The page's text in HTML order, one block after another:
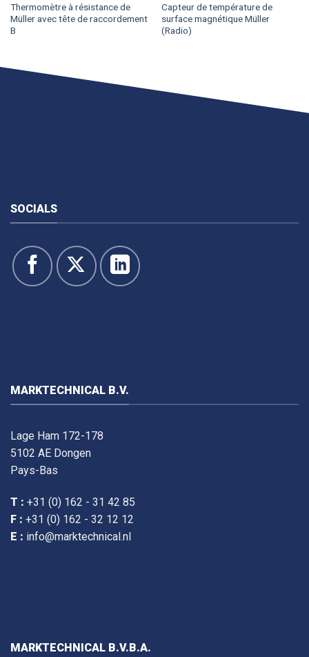
Thermomètre à résistance de
Müller avec tête de raccordement
B
Capteur de température de
surface magnétique Müller
(Radio)
SOCIALS
MARKTECHNICAL B.V.
Lage Ham 172-178
5102 AE Dongen
Pays-Bas
T : +31 (0) 162 - 31 42 85
F : +31 (0) 162 - 32 12 12
E : info@marktechnical.nl
MARKTECHNICAL B.V.B.A.